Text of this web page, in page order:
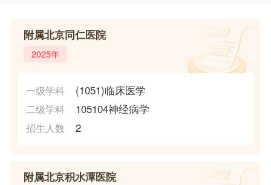
附属北京同仁医院
2025年
一级学科 (1051)临床医学
二级学科 105104神经病学
招生人数 2
附属北京积水潭医院